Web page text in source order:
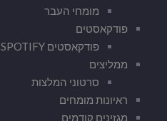
מומחי העבר
פודקאסטים
פודקאסטים SPOTIFY
ממליצים
סרטוני המלצות
ראיונות מומחים
מגזינים קודמים